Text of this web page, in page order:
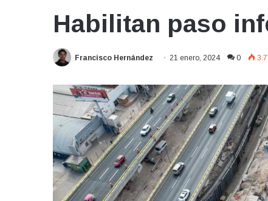
Habilitan paso
Francisco Hernández 21 enero, 2024 0